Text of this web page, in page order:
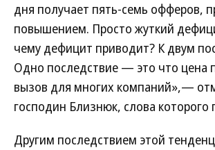
дня получает пять-семь офферов,
повышением. Просто жуткий
чему дефицит приводит? К двум
Одно последствие — это что цена
вызов для многих компаний»,—
господин Близнюк, слова которого
Другим последствием этой